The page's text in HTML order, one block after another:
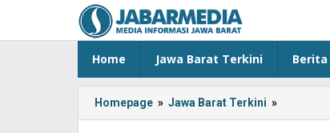
content
Home Jawa Barat Terkini Berita
Homepage » Jawa Barat Terkini »
Minum